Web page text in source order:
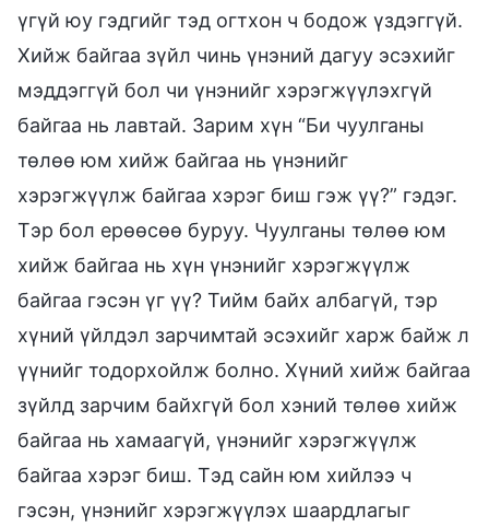
үгүй юу гэдгийг тэд огтхон ч бодож үздэггүй.
Хийж байгаа зүйл чинь үнэний дагуу эсэхийг
мэддэггүй бол чи үнэнийг хэрэгжүүлэхгүй
байгаа нь лавтай. Зарим хүн “Би чуулганы
төлөө юм хийж байгаа нь үнэнийг
хэрэгжүүлж байгаа хэрэг биш гэж үү?” гэдэг.
Тэр бол ерөөсөө буруу. Чуулганы төлөө юм
хийж байгаа нь хүн үнэнийг хэрэгжүүлж
байгаа гэсэн үг үү? Тийм байх албагүй, тэр
хүний үйлдэл зарчимтай эсэхийг харж байж л
үүнийг тодорхойлж болно. Хүний хийж байгаа
зүйлд зарчим байхгүй бол хэний төлөө хийж
байгаа нь хамаагүй, үнэнийг хэрэгжүүлж
байгаа хэрэг биш. Тэд сайн юм хийлээ ч
гэсэн, үнэнийг хэрэгжүүлэх шаардлагыг